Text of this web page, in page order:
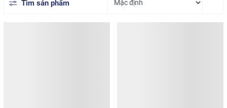
Tìm sản phẩm